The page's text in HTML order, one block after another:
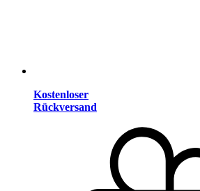
Kostenloser
Rückversand